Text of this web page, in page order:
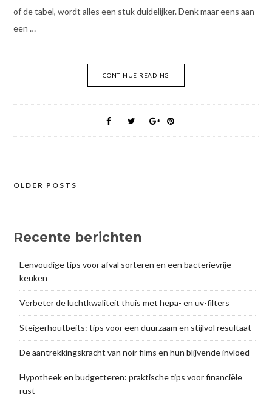
of de tabel, wordt alles een stuk duidelijker. Denk maar eens aan
een …
CONTINUE READING
Posts
OLDER POSTS
Recente berichten
Eenvoudige tips voor afval sorteren en een bacterievrije
keuken
Verbeter de luchtkwaliteit thuis met hepa- en uv-filters
Steigerhoutbeits: tips voor een duurzaam en stijlvol resultaat
De aantrekkingskracht van noir films en hun blijvende invloed
Hypotheek en budgetteren: praktische tips voor financiële
rust